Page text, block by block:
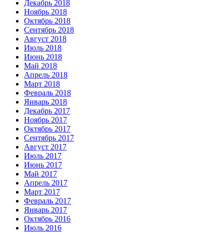
Декабрь 2018
Ноябрь 2018
Октябрь 2018
Сентябрь 2018
Август 2018
Июль 2018
Июнь 2018
Май 2018
Апрель 2018
Март 2018
Февраль 2018
Январь 2018
Декабрь 2017
Ноябрь 2017
Октябрь 2017
Сентябрь 2017
Август 2017
Июль 2017
Июнь 2017
Май 2017
Апрель 2017
Март 2017
Февраль 2017
Январь 2017
Октябрь 2016
Июль 2016